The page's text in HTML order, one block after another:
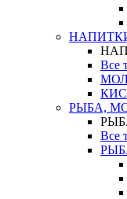
Все
РЫБА,
Все